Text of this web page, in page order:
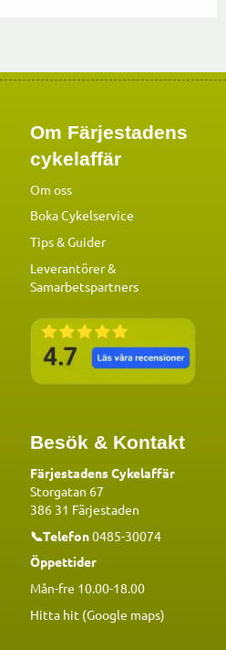
Om Färjestadens
cykelaffär
Om oss
Boka Cykelservice
Tips & Guider
Leverantörer &
Samarbetspartners
Besök & Kontakt
Färjestadens Cykelaffär
Storgatan 67
386 31 Färjestaden
📞Telefon0485-30074
Öppettider
Mån-fre 10.00-18.00
Hitta hit (Google maps)